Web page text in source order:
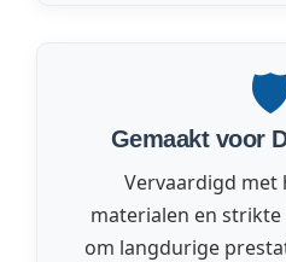
Gemaakt voor
Vervaardigd
materialen en
om langdurige